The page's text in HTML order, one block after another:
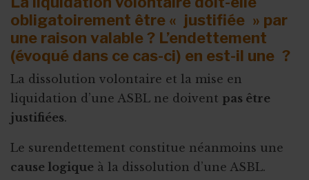
obligatoirement être « justifiée » par
une raison valable ? L’endettement
(évoqué dans ce cas-ci) en est-il une ?
La dissolution volontaire et la mise en
liquidation d’une ASBL ne doivent pas être
justifiées.
Le surendettement constitue néanmoins une
cause logique à la dissolution d’une ASBL.